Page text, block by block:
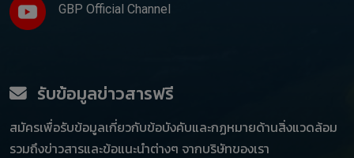
GBP Official Channel
รับข้อมูลข่าวสารฟรี
สมัครเพื่อรับข้อมูลเกี่ยวกับข้อบังคับและกฏหมายด้านสิ่งแวดล้อม
รวมถึงข่าวสารและข้อแนะนำต่างๆ จากบริษัทของเรา